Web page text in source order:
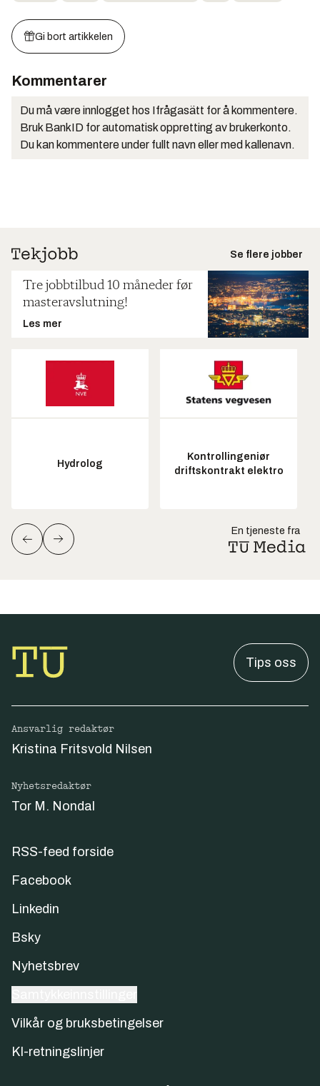
Gi bort artikkelen
Kommentarer
Du må være innlogget hos Ifrågasätt for å kommentere.
Bruk BankID for automatisk oppretting av brukerkonto.
Du kan kommentere under fullt navn eller med kallenavn.
Se flere jobber
Tre jobbtilbud 10 måneder før
masteravslutning!
Les mer
Hydrolog
Kontrollingeniør
driftskontrakt elektro
En tjeneste fra
Tips oss
Ansvarlig redaktør
Kristina Fritsvold Nilsen
Nyhetsredaktør
Tor M. Nondal
RSS-feed forside
Facebook
Linkedin
Bsky
Nyhetsbrev
Vilkår og bruksbetingelser
KI-retningslinjer